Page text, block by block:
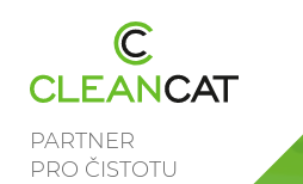
PARTNER
PRO ČISTOTU